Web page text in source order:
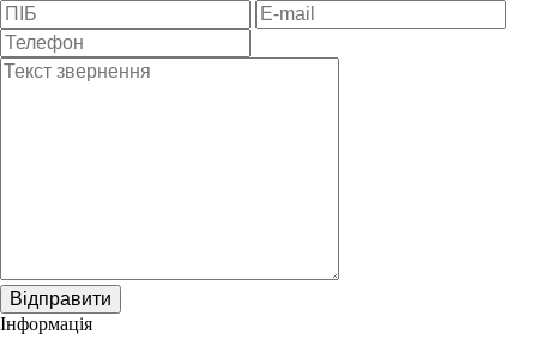
Відправити
Інформація